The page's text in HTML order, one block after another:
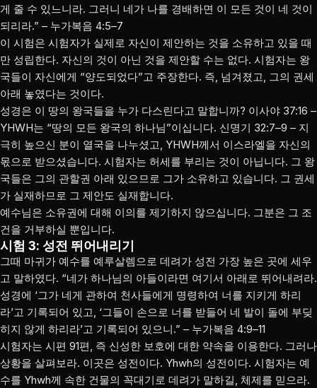
게 줄 수 있느니라. 그러니 네가 나를 경배하면 이 모든 것이 네 것이
되리라.” – 누가복음 4:5–7
이 시험은 시험자가 실제로 자신이 제안하는 것을 소유하고 있을 때
만 성립한다. 자신의 것이 아닌 것을 제안할 수는 없다. 시험자는 왕
국들이 자신에게 “양도되었다”고 주장한다. 즉, 넘겨졌고, 그의 권세
아래 놓였다는 것이다.
성경은 이 땅의 왕국들을 누가 다스린다고 말합니까? 이사야 37:16 –
YHWH는 “땅의 모든 왕국의 하나님”이십니다. 신명기 32:7–9 – 지
극히 높으신 분이 열국을 나누셨고, YHWH께서 이스라엘을 자신의
몫으로 받으셨습니다. 시험자는 허세를 부리는 것이 아닙니다. 그 왕
국들은 그의 관할권 아래 있으므로 그가 소유하고 있습니다. 그 권세
가 실재하므로 그 제안도 실재합니다.
예수님은 소유권에 대해 이의를 제기하지 않으십니다. 그분은 그 조
건을 거부하실 뿐입니다.
시험 3: 성전 뛰어내리기
그때 마귀가 예수를 예루살렘으로 데려가 성전 가장 높은 곳에 세우
고 말하였다. “네가 하나님의 아들이라면 여기서 아래로 뛰어내려라.
성경에 ‘그가 네게 관하여 천사들에게 명령하여 너를 지키게 하리
라’고 기록되어 있고, ‘그들이 손으로 너를 받들어 네 발이 돌에 부딪
히지 않게 하리라’고 기록되어 있으니.” – 누가복음 4:9–11
시험자는 시편 91편, 즉 신성한 보호에 대한 약속을 이용한다. 그러나
상황을 살펴보라. 이곳은 성전이다. Yhwh의 성전이다. 시험자는 예
수를 Yhwh께 속한 건물의 꼭대기로 데려가 말하길, 체제를 믿으라.